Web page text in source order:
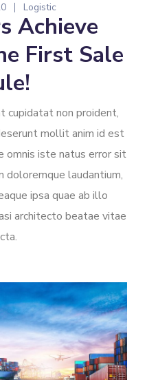
Logistic
Achieve
First Sale
cupidatat non proident,
mollit anim id est
omnis iste natus error sit
doloremque laudantium,
ipsa quae ab illo
architecto beatae vitae